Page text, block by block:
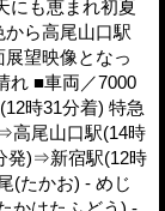
にも恵まれ初夏
ら高尾山口駅
望映像となっ
れ ■車両／7000
時31分着) 特急
高尾山口駅(14時
発)⇒新宿駅(12時
(たかお) - めじ